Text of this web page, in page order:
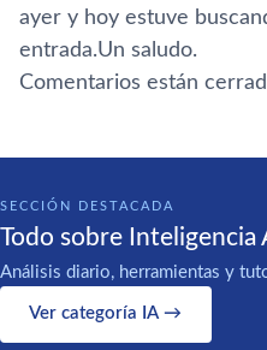
ayer y hoy estuve
entrada.Un saludo.
Comentarios están
SECCIÓN DESTACADA
Todo sobre Inteligencia
Análisis diario, herramientas y
Ver categoría IA →